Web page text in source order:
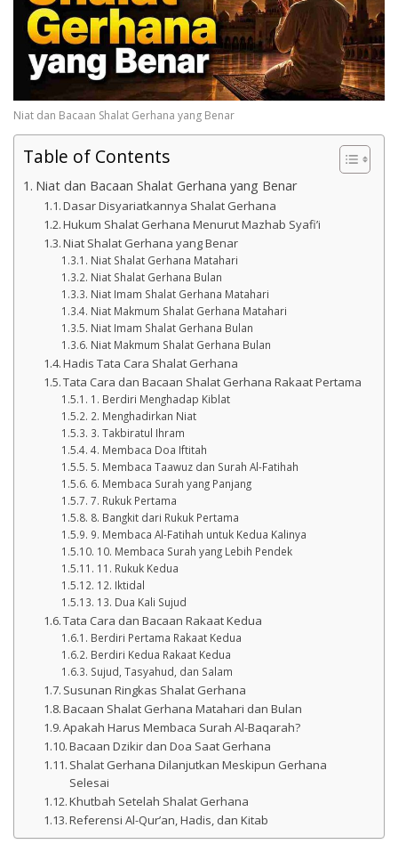
Niat dan Bacaan Shalat Gerhana yang Benar
Table of Contents
Niat dan Bacaan Shalat Gerhana yang Benar
Dasar Disyariatkannya Shalat Gerhana
Hukum Shalat Gerhana Menurut Mazhab Syafi’i
Niat Shalat Gerhana yang Benar
Niat Shalat Gerhana Matahari
Niat Shalat Gerhana Bulan
Niat Imam Shalat Gerhana Matahari
Niat Makmum Shalat Gerhana Matahari
Niat Imam Shalat Gerhana Bulan
Niat Makmum Shalat Gerhana Bulan
Hadis Tata Cara Shalat Gerhana
Tata Cara dan Bacaan Shalat Gerhana Rakaat Pertama
1. Berdiri Menghadap Kiblat
2. Menghadirkan Niat
3. Takbiratul Ihram
4. Membaca Doa Iftitah
5. Membaca Taawuz dan Surah Al-Fatihah
6. Membaca Surah yang Panjang
7. Rukuk Pertama
8. Bangkit dari Rukuk Pertama
9. Membaca Al-Fatihah untuk Kedua Kalinya
10. Membaca Surah yang Lebih Pendek
11. Rukuk Kedua
12. Iktidal
13. Dua Kali Sujud
Tata Cara dan Bacaan Rakaat Kedua
Berdiri Pertama Rakaat Kedua
Berdiri Kedua Rakaat Kedua
Sujud, Tasyahud, dan Salam
Susunan Ringkas Shalat Gerhana
Bacaan Shalat Gerhana Matahari dan Bulan
Apakah Harus Membaca Surah Al-Baqarah?
Bacaan Dzikir dan Doa Saat Gerhana
Shalat Gerhana Dilanjutkan Meskipun Gerhana
Selesai
Khutbah Setelah Shalat Gerhana
Referensi Al-Qur’an, Hadis, dan Kitab